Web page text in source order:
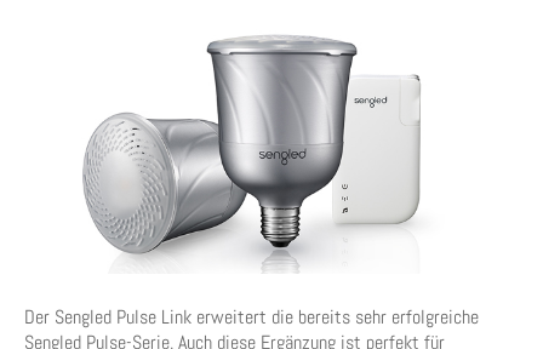
Der Sengled Pulse Link erweitert die bereits sehr erfolgreiche
Sengled Pulse-Serie. Auch diese Ergänzung ist perfekt für